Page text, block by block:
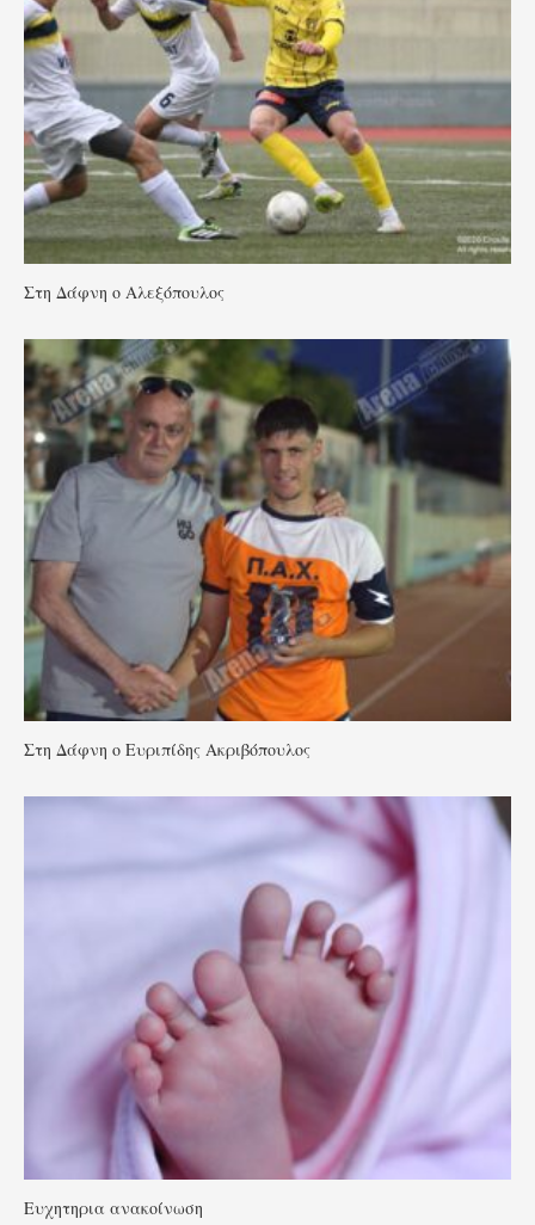
Στη Δάφνη ο Αλεξόπουλος
Στη Δάφνη ο Ευριπίδης Ακριβόπουλος
Ευχητηρια ανακοίνωση